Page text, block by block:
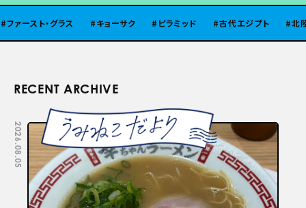
グラス キョーサク ピラミッド 古代エジプト 北陸 味噌
RECENT ARCHIVE
2026.08.05